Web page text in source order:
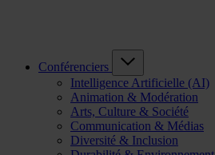
Conférenciers
Intelligence Artificielle (AI)
Animation & Modération
Arts, Culture & Société
Communication & Médias
Diversité & Inclusion